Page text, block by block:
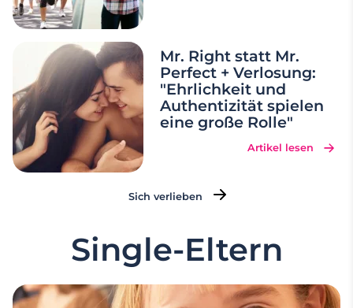
Mr. Right statt Mr.
Perfect + Verlosung:
"Ehrlichkeit und
Authentizität spielen
eine große Rolle"
Artikel lesen
Sich verlieben
Single-Eltern